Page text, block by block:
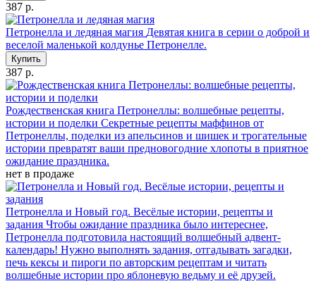
387 р.
Петронелла и ледяная магия Девятая книга в серии о доброй и
веселой маленькой колдунье Петронелле.
Купить
387 р.
Рождественская книга Петронеллы: волшебные рецепты,
истории и поделки Секретные рецепты маффинов от
Петронеллы, поделки из апельсинов и шишек и трогательные
истории превратят ваши предновогодние хлопоты в приятное
ожидание праздника.
нет в продаже
Петронелла и Новый год. Весёлые истории, рецепты и
задания Чтобы ожидание праздника было интереснее,
Петронелла подготовила настоящий волшебный адвент-
календарь! Нужно выполнять задания, отгадывать загадки,
печь кексы и пироги по авторским рецептам и читать
волшебные истории про яблоневую ведьму и её друзей.